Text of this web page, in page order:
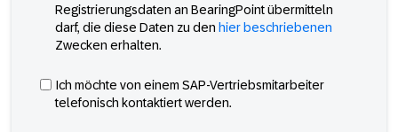
Registrierungsdaten an BearingPoint übermitteln
darf, die diese Daten zu den hier beschriebenen
Zwecken erhalten.
Ich möchte von einem SAP-Vertriebsmitarbeiter
telefonisch kontaktiert werden.